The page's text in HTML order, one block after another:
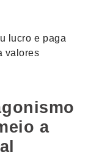
lucro e paga
valores
a